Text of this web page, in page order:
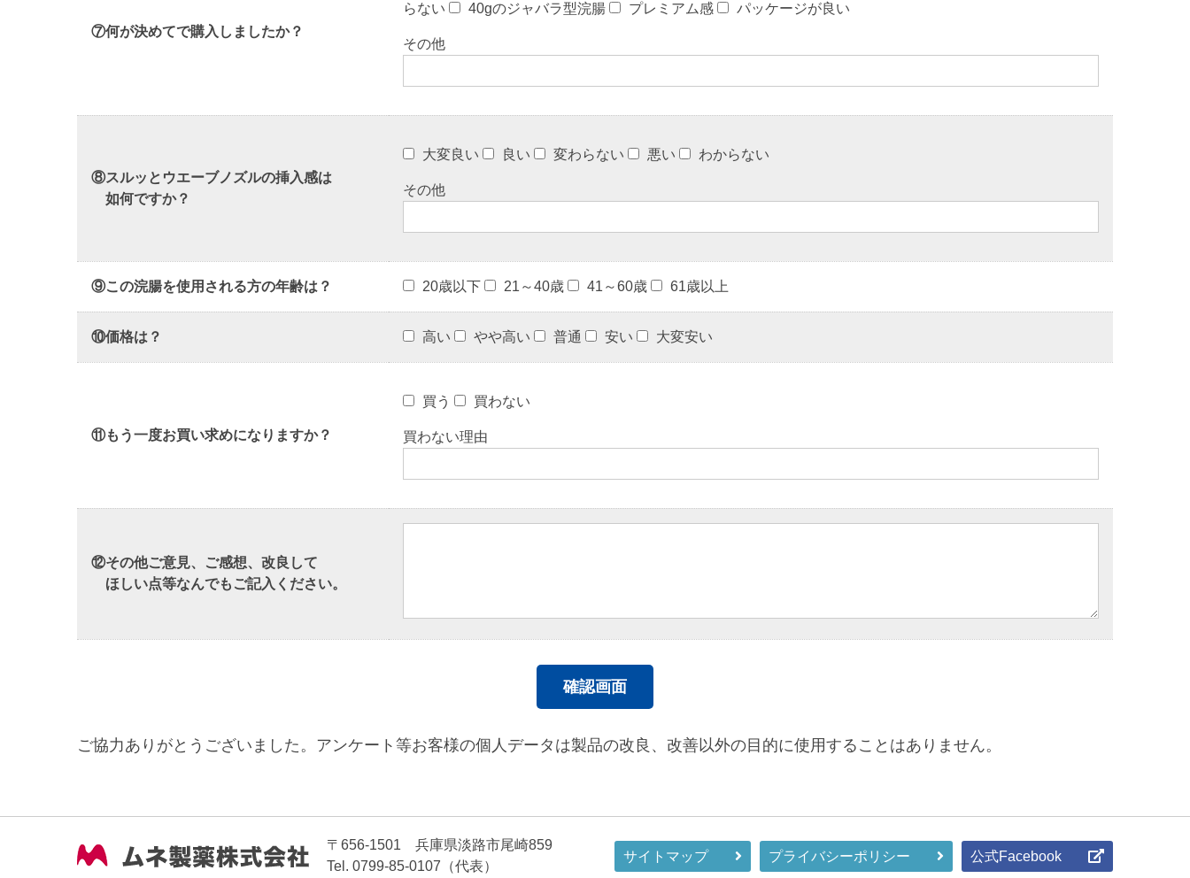
⑦何が決めてで購入しましたか？
らない
40gのジャバラ型浣腸 プレミアム感 パッケージが良い
その他
⑧スルッとウエーブノズルの挿入感は
如何ですか？
大変良い 良い 変わらない 悪い わからない
その他
⑨この浣腸を使用される方の年齢は？ 20歳以下 21～40歳 41～60歳 61歳以上
⑩価格は？ 高い やや高い 普通 安い 大変安い
⑪もう一度お買い求めになりますか？
買う 買わない
買わない理由
⑫その他ご意見、ご感想、改良して
ほしい点等なんでもご記入ください。
ご協力ありがとうございました。アンケート等お客様の個人データは製品の改良、改善以外の目的に使用することはありません。
〒656-1501 兵庫県淡路市尾崎859
Tel. 0799-85-0107（代表）
サイトマップ プライバシーポリシー 公式Facebook